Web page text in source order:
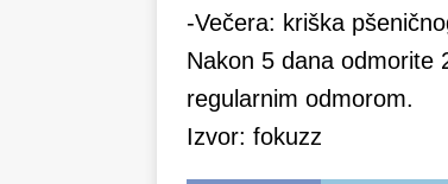
-Večera: kriška
Nakon 5 dana odmorite
regularnim odmorom.
Izvor: fokuzz